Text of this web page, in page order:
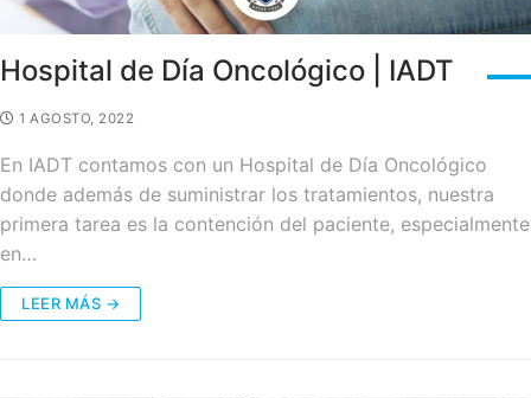
Hospital de Día Oncológico | IADT
1 AGOSTO, 2022
En IADT contamos con un Hospital de Día Oncológico
donde además de suministrar los tratamientos, nuestra
primera tarea es la contención del paciente, especialmente
en…
LEER MÁS →